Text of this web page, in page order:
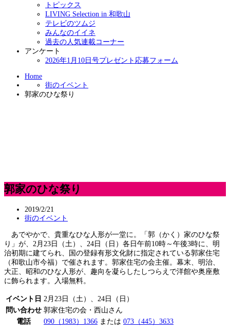
トピックス
LIVING Selection in 和歌山
テレビのツムジ
みんなのイイネ
過去の人気連載コーナー
アンケート
2026年1月10日号プレゼント応募フォーム
Home
街のイベント
郭家のひな祭り
郭家のひな祭り
2019/2/21
街のイベント
あでやかで、貴重なひな人形が一堂に。「郭（かく）家のひな祭
り」が、2月23日（土）、24日（日）各日午前10時～午後3時に、明
治初期に建てられ、国の登録有形文化財に指定されている郭家住宅
（和歌山市今福）で催されます。郭家住宅の会主催。幕末、明治、
大正、昭和のひな人形が、趣向を凝らしたしつらえで洋館や奥座敷
に飾られます。入場無料。
イベント日 2月23日（土）、24日（日）
問い合わせ 郭家住宅の会・西山さん
電話
090（1983）1366 または 073（445）3633